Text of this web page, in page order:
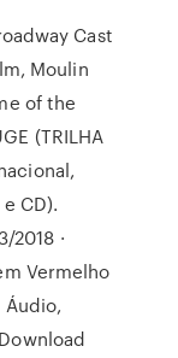
Cast
Moulin
of the
(TRILHA
CD).
2018 ·
Vermelho